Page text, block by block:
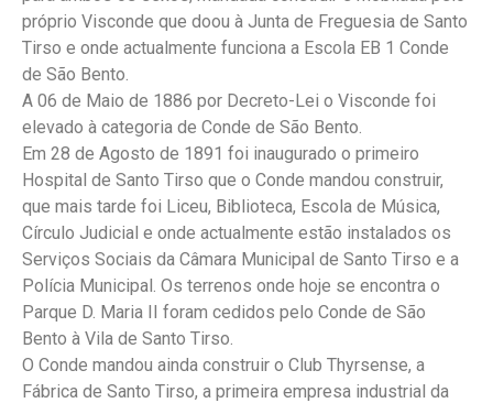
próprio Visconde que doou à Junta de Freguesia de Santo
Tirso e onde actualmente funciona a Escola EB 1 Conde
de São Bento.
A 06 de Maio de 1886 por Decreto-Lei o Visconde foi
elevado à categoria de Conde de São Bento.
Em 28 de Agosto de 1891 foi inaugurado o primeiro
Hospital de Santo Tirso que o Conde mandou construir,
que mais tarde foi Liceu, Biblioteca, Escola de Música,
Círculo Judicial e onde actualmente estão instalados os
Serviços Sociais da Câmara Municipal de Santo Tirso e a
Polícia Municipal. Os terrenos onde hoje se encontra o
Parque D. Maria II foram cedidos pelo Conde de São
Bento à Vila de Santo Tirso.
O Conde mandou ainda construir o Club Thyrsense, a
Fábrica de Santo Tirso, a primeira empresa industrial da